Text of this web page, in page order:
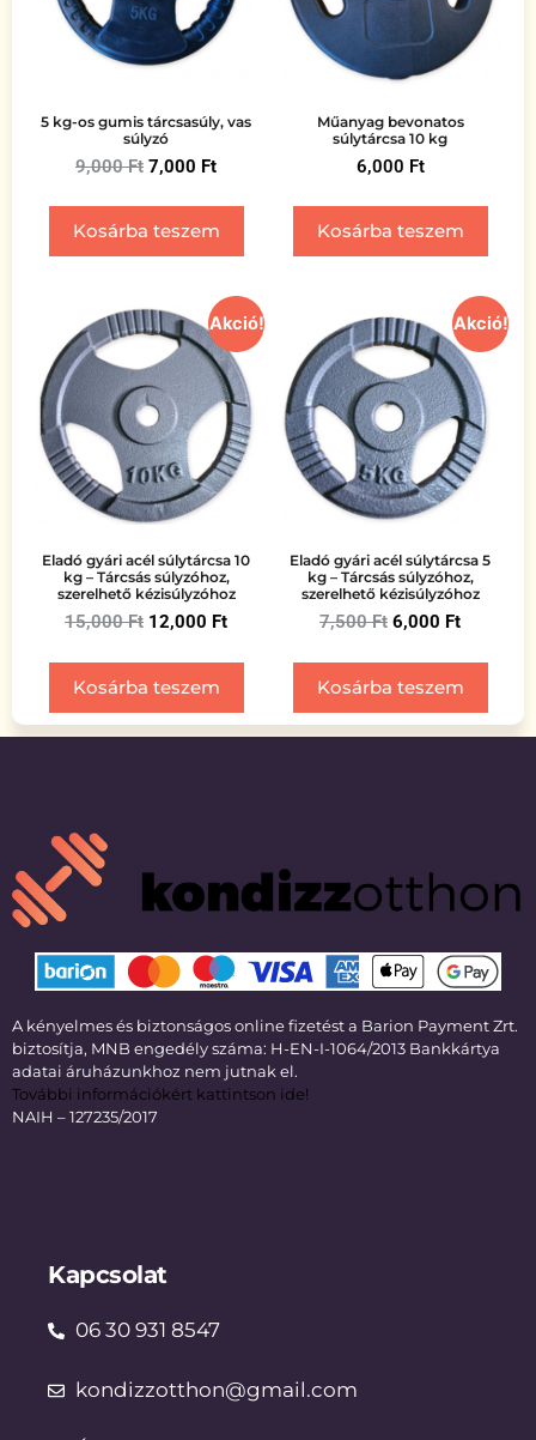
5 kg-os gumis tárcsasúly, vas
súlyzó
9,000Ft 7,000 Ft
Kosárba teszem
Műanyag bevonatos
súlytárcsa 10 kg
6,000 Ft
Kosárba teszem
Akció!
Eladó gyári acél súlytárcsa 10
kg – Tárcsás súlyzóhoz,
szerelhető kézisúlyzóhoz
15,000Ft 12,000 Ft
Kosárba teszem
Akció!
Eladó gyári acél súlytárcsa 5
kg – Tárcsás súlyzóhoz,
szerelhető kézisúlyzóhoz
7,500Ft 6,000 Ft
Kosárba teszem
A kényelmes és biztonságos online fizetést a Barion Payment Zrt.
biztosítja, MNB engedély száma: H-EN-I-1064/2013 Bankkártya
adatai áruházunkhoz nem jutnak el.
További információkért kattintson ide!
NAIH – 127235/2017
Kapcsolat
06 30 931 8547
kondizzotthon@gmail.com